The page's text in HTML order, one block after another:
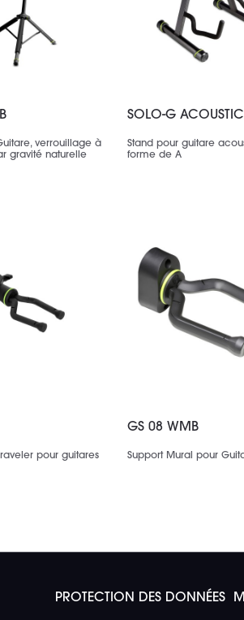
verrouillage à
gravité naturelle
SOLO-G ACOUSTIC
Stand pour guitare
forme de A
pour guitares
GS 08 WMB
Support Mural pour
PROTECTION DES DONNÉES